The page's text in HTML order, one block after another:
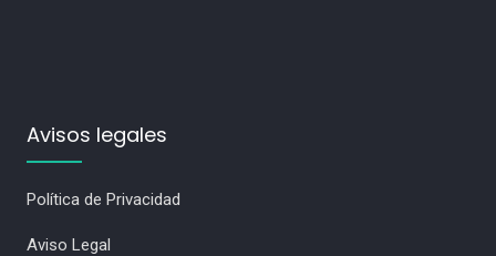
Avisos legales
Política de Privacidad
Aviso Legal